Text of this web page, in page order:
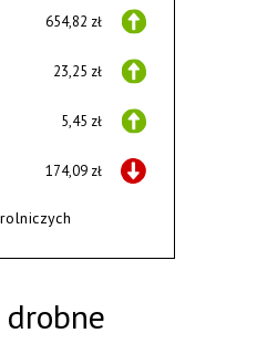
654,82 zł
23,25 zł
5,45 zł
174,09 zł
drobne